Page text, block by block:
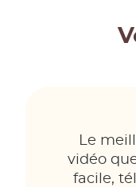
Le
vidéo
facile,